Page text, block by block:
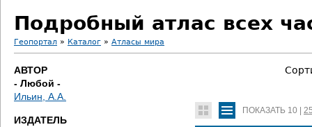
Подробный атлас всех
В
ы
з
Геопортал » Каталог » Атласы мира
АВТОР
- Любой -
Ильин, А.А.
ИЗДАТЕЛЬ
ПОКАЗАТЬ 10